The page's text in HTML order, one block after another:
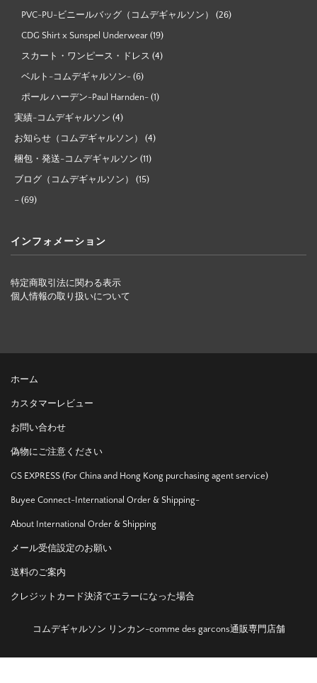
PVC-PU-ビニールバッグ（コムデギャルソン） (26)
CDG Shirt x Sunspel Underwear (19)
スカート・ワンピース・ドレス (4)
ベルト-コムデギャルソン- (6)
ポール ハーデン-Paul Harnden- (1)
実績-コムデギャルソン (4)
お知らせ（コムデギャルソン） (4)
梱包・発送-コムデギャルソン (11)
ブログ（コムデギャルソン） (15)
– (69)
インフォメーション
特定商取引法に関わる表示
個人情報の取り扱いについて
ホーム
カスタマーレビュー
お問い合わせ
偽物にご注意ください
GS EXPRESS (For China and Hong Kong purchasing agent service)
Buyee Connect-International Order & Shipping-
About International Order & Shipping
メール受信設定のお願い
送料のご案内
クレジットカード決済でエラーになった場合
コムデギャルソン リンカン-comme des garcons通販専門店舗